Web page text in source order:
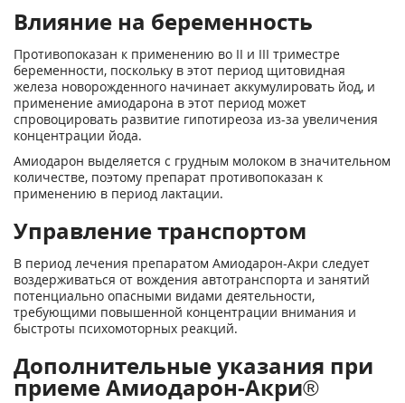
Влияние на беременность
Противопоказан к применению во II и III триместре
беременности, поскольку в этот период щитовидная
железа новорожденного начинает аккумулировать йод, и
применение амиодарона в этот период может
спровоцировать развитие гипотиреоза из-за увеличения
концен­трации йода.
Амиодарон выделяется с грудным молоком в значительном
количестве, поэтому препарат противопоказан к
применению в период лактации.
Управление транспортом
В период лечения препаратом Амиодарон-Акри следует
воздерживаться от вождения авто­транспорта и занятий
потенциально опасными видами деятельности,
требующими повы­шенной концентрации внимания и
быстроты психомоторных реакций.
Дополнительные указания при
приеме Амиодарон-Акри®